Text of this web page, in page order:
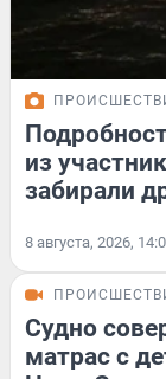
из
забирали
8 августа, 2026,
Судно
матрас с